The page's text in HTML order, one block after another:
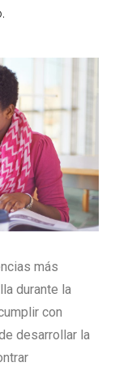
más
durante la
con
desarrollar la